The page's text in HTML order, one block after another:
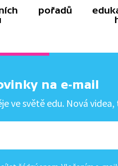
pořadů
na e-mail
ve světě edu. Nová